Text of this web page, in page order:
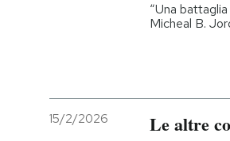
“Una
Micheal B.
15/2/2026 Le altre